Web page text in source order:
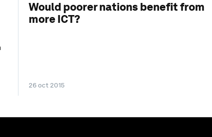
Would poorer nations benefit from
more ICT?
26 oct 2015